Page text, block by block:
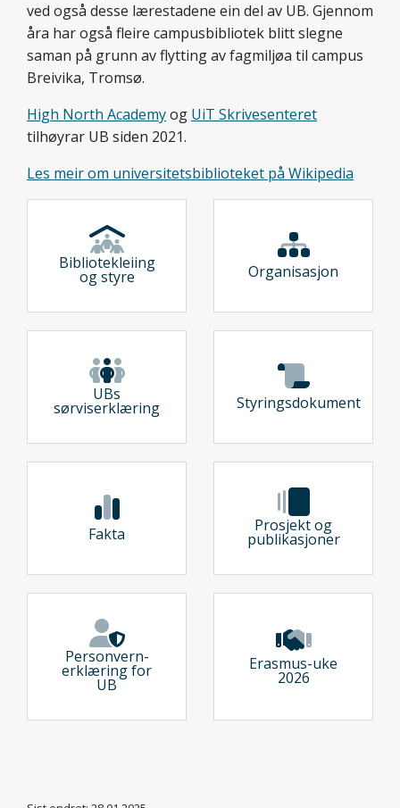
ved også desse lærestadene ein del av UB. Gjennom
åra har også fleire campusbibliotek blitt slegne
saman på grunn av flytting av fagmiljøa til campus
Breivika, Tromsø.
High North Academyog UiT Skrivesenteret
tilhøyrar UB siden 2021.
Les meir om universitetsbiblioteket på Wikipedia
Bibliotekleiing
og styre Organisasjon
UBs
sørviserklæring Styringsdokument
Fakta Prosjekt og
publikasjoner
Personvern­
erklæring for
UB
Erasmus-uke
2026